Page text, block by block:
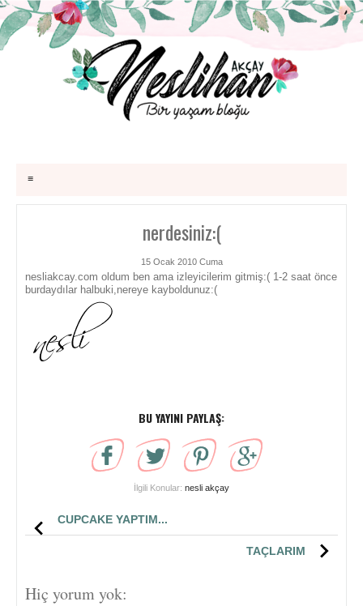
≡
nerdesiniz:(
15 Ocak 2010 Cuma
nesliakcay.com oldum ben ama izleyicilerim gitmiş:( 1-2 saat önce
burdaydılar halbuki,nereye kayboldunuz:(
BU YAYINI PAYLAŞ:
İlgili Konular: nesli akçay
CUPCAKE YAPTIM...
TAÇLARIM
Hiç yorum yok: